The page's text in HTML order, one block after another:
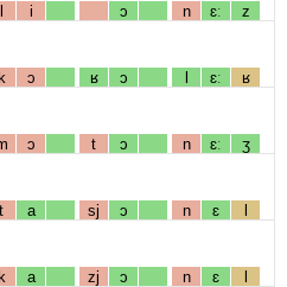
l i ɔ n ɛː z
ɔ ʁ ɔ l ɛː ʁ
ɔ t ɔ n ɛː ʒ
t a sj ɔ n ɛ l
a zj ɔ n ɛ l